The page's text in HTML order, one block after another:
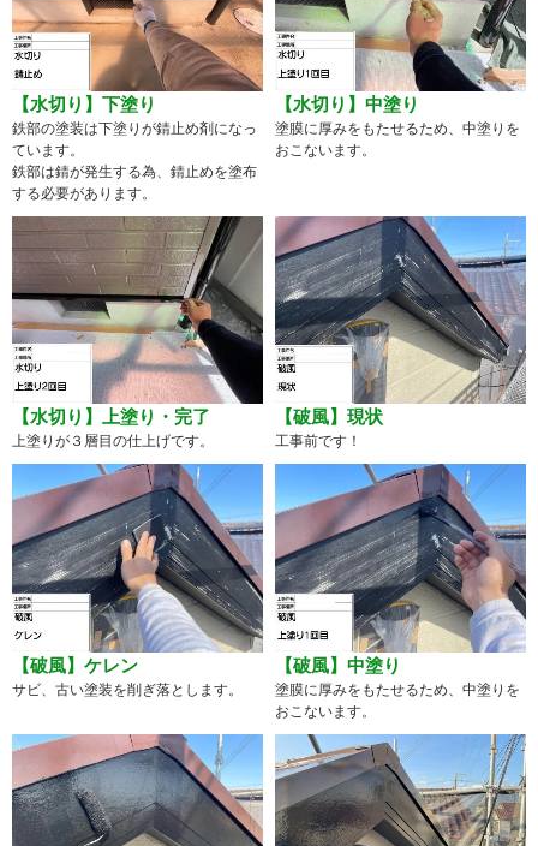
【水切り】下塗り
鉄部の塗装は下塗りが錆止め剤になっ
ています。
鉄部は錆が発生する為、錆止めを塗布
する必要があります。
【水切り】中塗り
塗膜に厚みをもたせるため、中塗りを
おこないます。
【水切り】上塗り・完了
上塗りが３層目の仕上げです。
【破風】現状
工事前です！
【破風】ケレン
サビ、古い塗装を削ぎ落とします。
【破風】中塗り
塗膜に厚みをもたせるため、中塗りを
おこないます。